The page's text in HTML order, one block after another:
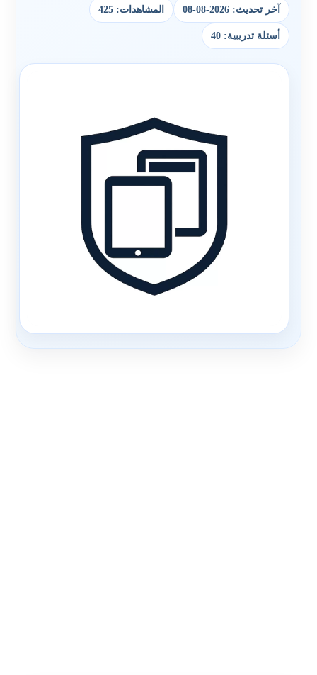
آخر تحديث: 2026-08-08 المشاهدات: 425
أسئلة تدريبية: 40